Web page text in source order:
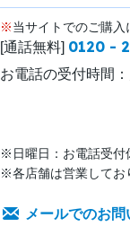
※当サイトでのご購
[通話無料] 0120 -
お電話の受付時間：
※日曜日：お電話受付
※各店舗は営業してお
メールでのお